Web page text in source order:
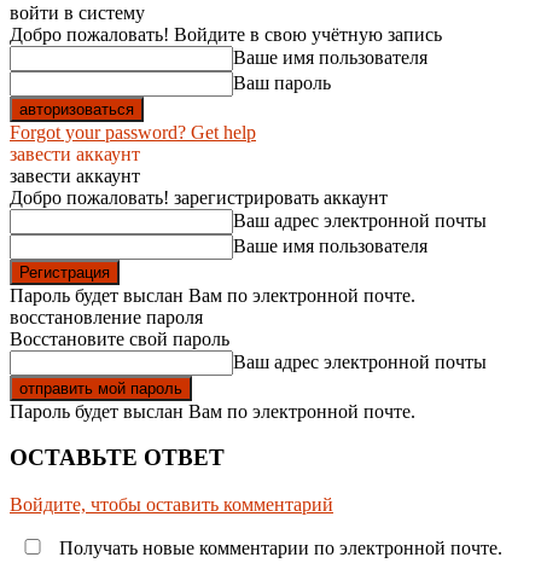
войти в систему
Добро пожаловать! Войдите в свою учётную запись
Ваше имя пользователя
Ваш пароль
Forgot your password? Get help
завести аккаунт
завести аккаунт
Добро пожаловать! зарегистрировать аккаунт
Ваш адрес электронной почты
Ваше имя пользователя
Пароль будет выслан Вам по электронной почте.
восстановление пароля
Восстановите свой пароль
Ваш адрес электронной почты
Пароль будет выслан Вам по электронной почте.
ОСТАВЬТЕ ОТВЕТ
Войдите, чтобы оставить комментарий
Получать новые комментарии по электронной почте.